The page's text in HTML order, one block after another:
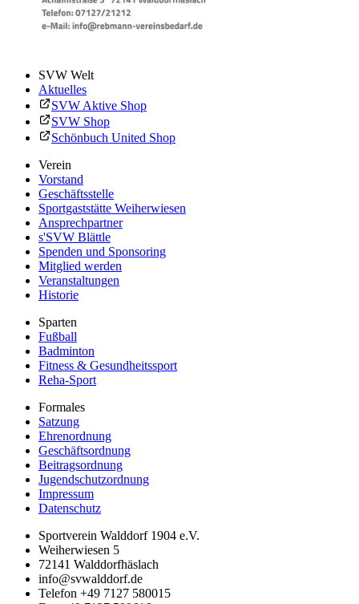
SVW Welt
Aktuelles
SVW Aktive Shop
SVW Shop
Schönbuch United Shop
Verein
Vorstand
Geschäftsstelle
Sportgaststätte Weiherwiesen
Ansprechpartner
s'SVW Blättle
Spenden und Sponsoring
Mitglied werden
Veranstaltungen
Historie
Sparten
Fußball
Badminton
Fitness & Gesundheitssport
Reha-Sport
Formales
Satzung
Ehrenordnung
Geschäftsordnung
Beitragsordnung
Jugendschutzordnung
Impressum
Datenschutz
Sportverein Walddorf 1904 e.V.
Weiherwiesen 5
72141 Walddorfhäslach
info@svwalddorf.de
Telefon +49 7127 580015